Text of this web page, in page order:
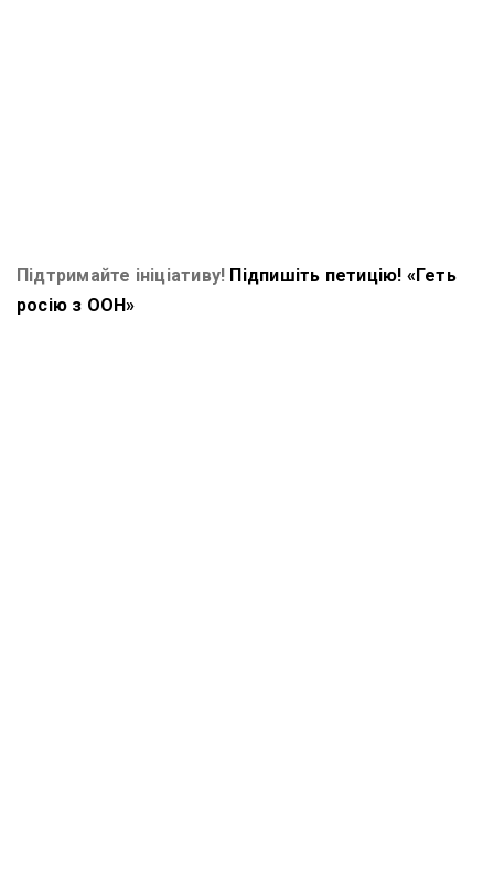
Підтримайте ініціативу! Підпишіть петицію! «Геть
росію з ООН»